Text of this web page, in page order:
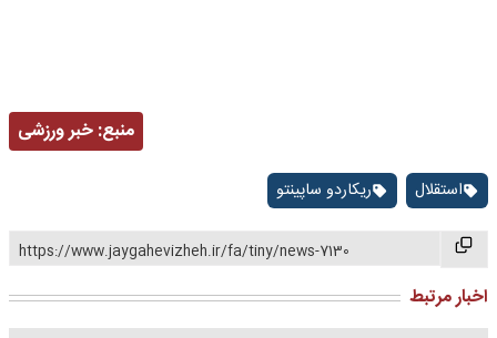
منبع:خبر ورزشی
استقلال ریکاردو ساپینتو
https://www.jaygahevizheh.ir/fa/tiny/news-7130
اخبار مرتبط